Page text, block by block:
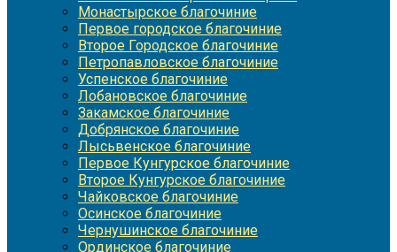
Монастырское благочиние
Первое городское благочиние
Второе Городское благочиние
Петропавловское благочиние
Успенское благочиние
Лобановское благочиние
Закамское благочиние
Добрянское благочиние
Лысьвенское благочиние
Первое Кунгурское благочиние
Второе Кунгурское благочиние
Чайковское благочиние
Осинское благочиние
Чернушинское благочиние
Ординское благочиние